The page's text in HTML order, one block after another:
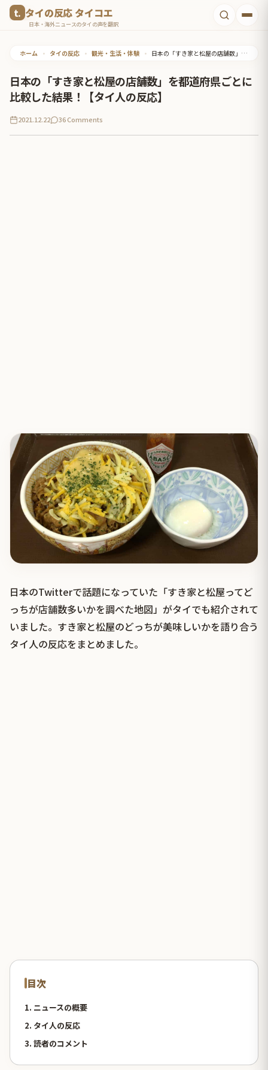
タイの反応 タイコエ
日本・海外ニュースのタイの声を翻訳
ホーム • タイの反応 • 観光・生活・体験 • 日本の「すき家と松屋の店舗数」を都道府県ごとに比較した結果！【タイ人の反応】
日本の「すき家と松屋の店舗数」を都道府県ごとに
比較した結果！【タイ人の反応】
2021.12.22 36 Comments
日本のTwitterで話題になっていた「すき家と松屋ってど
っちが店舗数多いかを調べた地図」がタイでも紹介されて
いました。すき家と松屋のどっちが美味しいかを語り合う
タイ人の反応をまとめました。
目次
1. ニュースの概要
2. タイ人の反応
3. 読者のコメント